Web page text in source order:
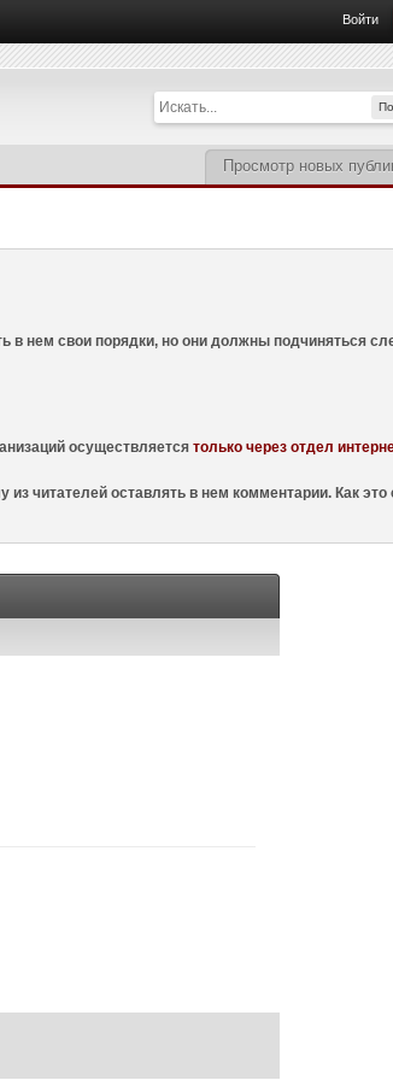
Войти
Просмотр новых
в нем свои порядки, но они должны подчиняться
осуществляетсятолько через отдел
из читателей оставлять в нем комментарии. Как это